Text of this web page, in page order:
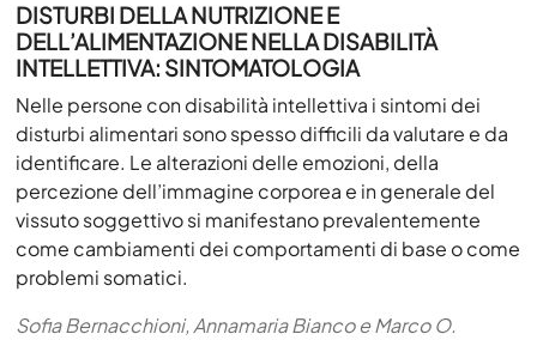
DISTURBI DELLA NUTRIZIONE E
DELL’ALIMENTAZIONE NELLA DISABILITÀ
INTELLETTIVA: SINTOMATOLOGIA
Nelle persone con disabilità intellettiva i sintomi dei
disturbi alimentari sono spesso difficili da valutare e da
identificare. Le alterazioni delle emozioni, della
percezione dell’immagine corporea e in generale del
vissuto soggettivo si manifestano prevalentemente
come cambiamenti dei comportamenti di base o come
problemi somatici.
Sofia Bernacchioni, Annamaria Bianco e Marco O.